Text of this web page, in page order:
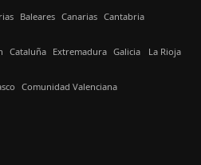
Baleares Canarias Cantabria
Cataluña Extremadura Galicia La Rioja
Comunidad Valenciana